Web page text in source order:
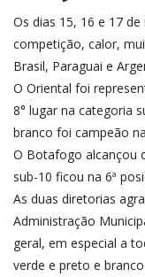
Os dias 15, 16 e 17
competição, calor,
Brasil, Paraguai e
O Oriental foi
8° lugar na categoria
branco foi campeão
O Botafogo alcançou
sub-10 ficou na 6ª
As duas diretorias
Administração
geral, em especial a
verde e preto e